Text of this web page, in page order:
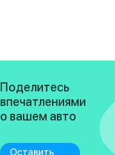
Поделитесь
впечатлениями
о вашем авто
Оставить